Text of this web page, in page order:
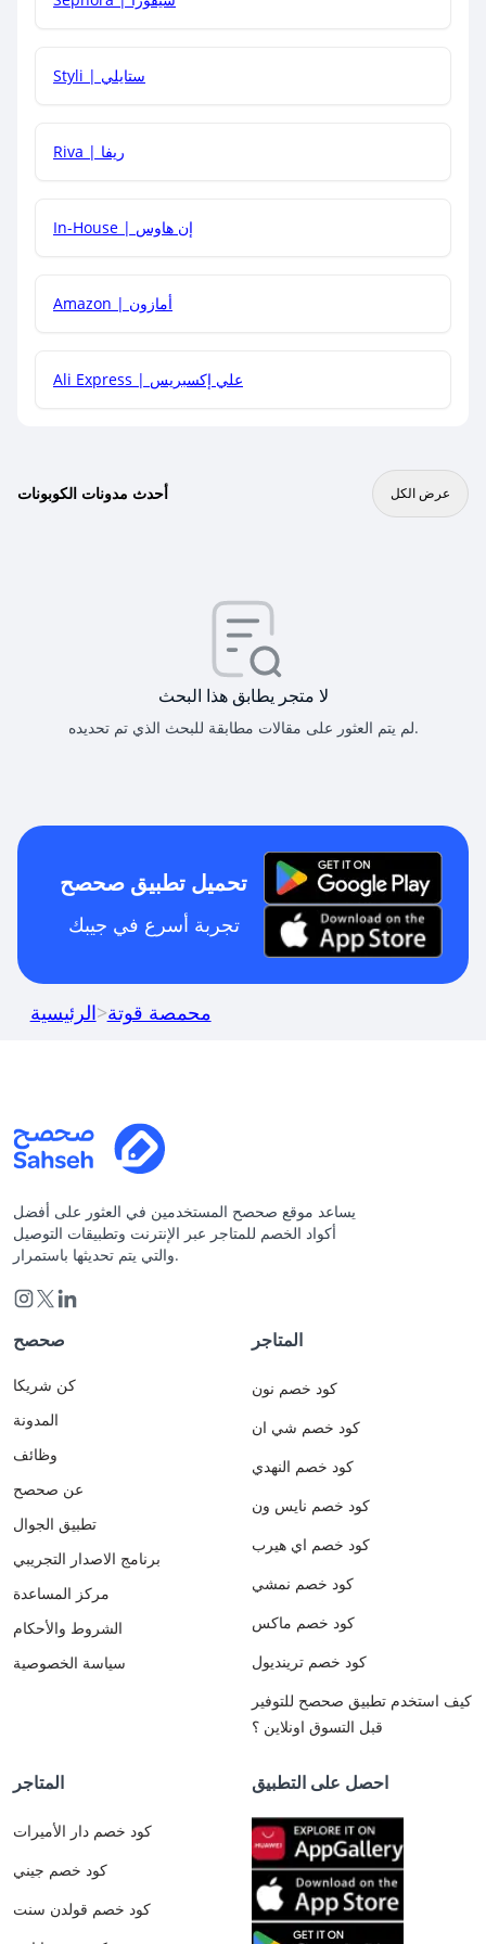
هل يمكنني جمع كود خصم مع العروض الأخرى؟
Styli | ستايلي
Riva | ريفا
In-House | إن هاوس
Amazon | أمازون
Ali Express | علي إكسبريس
أحدث مدونات الكوبونات عرض الكل
لا متجر يطابق هذا البحث
لم يتم العثور على مقالات مطابقة للبحث الذي تم تحديده.
تحميل تطبيق صحصح
تجربة أسرع في جيبك
الرئيسية>محمصة قوتة
يساعد موقع صحصح المستخدمين في العثور على أفضل
أكواد الخصم للمتاجر عبر الإنترنت وتطبيقات التوصيل
والتي يتم تحديثها باستمرار.
صحصح
كن شريكا
المدونة
وظائف
عن صحصح
تطبيق الجوال
برنامج الاصدار التجريبي
مركز المساعدة
الشروط والأحكام
سياسة الخصوصية
المتاجر
كود خصم نون
كود خصم شي ان
كود خصم النهدي
كود خصم نايس ون
كود خصم اي هيرب
كود خصم نمشي
كود خصم ماكس
كود خصم ترينديول
كيف استخدم تطبيق صحصح للتوفير
قبل التسوق اونلاين ؟
المتاجر
كود خصم دار الأميرات
كود خصم جيني
كود خصم قولدن سنت
احصل على التطبيق